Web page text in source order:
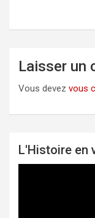
Laisser un
Vous devez vous
L'Histoire en